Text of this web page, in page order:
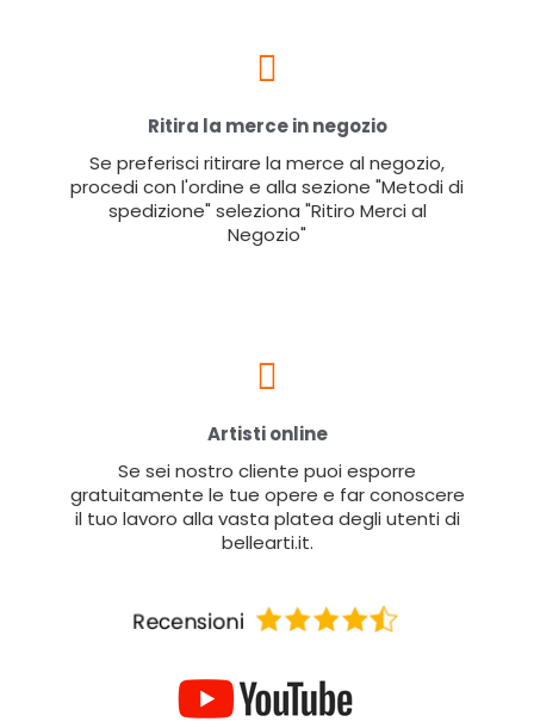
Ritira la merce in negozio
Se preferisci ritirare la merce al negozio,
procedi con l'ordine e alla sezione "Metodi di
spedizione" seleziona "Ritiro Merci al
Negozio"
Artisti online
Se sei nostro cliente puoi esporre
gratuitamente le tue opere e far conoscere
il tuo lavoro alla vasta platea degli utenti di
bellearti.it.